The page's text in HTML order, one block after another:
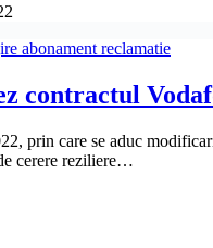
contractul
prin care se aduc
cerere reziliere…